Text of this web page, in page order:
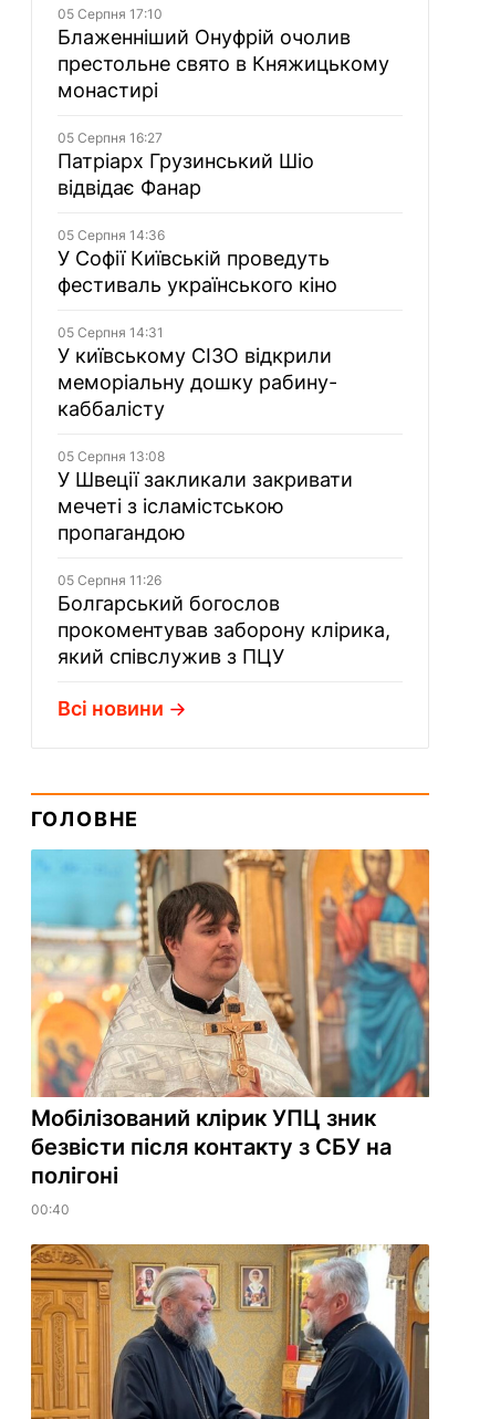
05 Серпня 17:10
Блаженніший Онуфрій очолив
престольне свято в Княжицькому
монастирі
05 Серпня 16:27
Патріарх Грузинський Шіо
відвідає Фанар
05 Серпня 14:36
У Софії Київській проведуть
фестиваль українського кіно
05 Серпня 14:31
У київському СІЗО відкрили
меморіальну дошку рабину-
каббалісту
05 Серпня 13:08
У Швеції закликали закривати
мечеті з ісламістською
пропагандою
05 Серпня 11:26
Болгарський богослов
прокоментував заборону клірика,
який співслужив з ПЦУ
Всі новини
ГОЛОВНЕ
Мобілізований клірик УПЦ зник
безвісти після контакту з СБУ на
полігоні
00:40